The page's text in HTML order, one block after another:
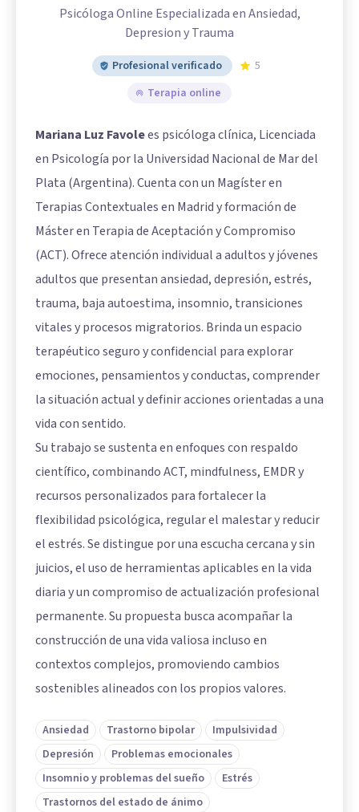
Psicóloga Online Especializada en Ansiedad,
Depresion y Trauma
Profesional verificado
5
Terapia online
Mariana Luz Favolees psicóloga clínica, Licenciada
en Psicología por la Universidad Nacional de Mar del
Plata (Argentina). Cuenta con un Magíster en
Terapias Contextuales en Madrid y formación de
Máster en Terapia de Aceptación y Compromiso
(ACT). Ofrece atención individual a adultos y jóvenes
adultos que presentan ansiedad, depresión, estrés,
trauma, baja autoestima, insomnio, transiciones
vitales y procesos migratorios. Brinda un espacio
terapéutico seguro y confidencial para explorar
emociones, pensamientos y conductas, comprender
la situación actual y definir acciones orientadas a una
vida con sentido.
Su trabajo se sustenta en enfoques con respaldo
científico, combinando ACT, mindfulness, EMDR y
recursos personalizados para fortalecer la
flexibilidad psicológica, regular el malestar y reducir
el estrés. Se distingue por una escucha cercana y sin
juicios, el uso de herramientas aplicables en la vida
diaria y un compromiso de actualización profesional
permanente. Su propuesta busca acompañar la
construcción de una vida valiosa incluso en
contextos complejos, promoviendo cambios
sostenibles alineados con los propios valores.
Ansiedad Trastorno bipolar
Impulsividad
Depresión
Problemas emocionales
Insomnio y problemas del sueño
Estrés
Trastornos del estado de ánimo